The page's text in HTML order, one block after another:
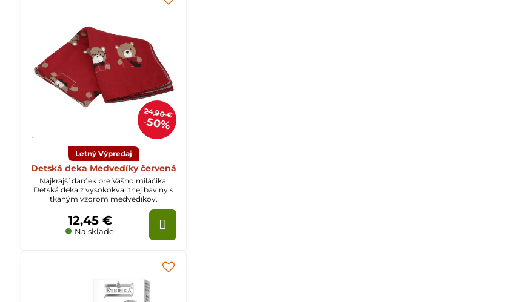
24,90 €
50%
Letný Výpredaj
Detská deka Medvedíky červená
Najkrajší darček pre Vášho miláčika.
Detská deka z vysokokvalitnej bavlny s
tkaným vzorom medvedíkov.
Na sklade
12,45 €